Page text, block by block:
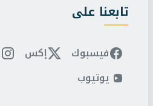
تابعنا على
فيسبوك إكس
يوتيوب